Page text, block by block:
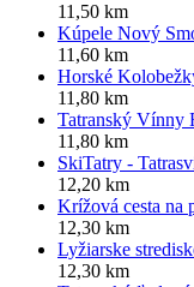
11,50 km
Kúpele Nový
11,60 km
Horské
11,80 km
Tatranský Vínny
11,80 km
SkiTatry -
12,20 km
Krížová cesta na
12,30 km
Lyžiarske
12,30 km